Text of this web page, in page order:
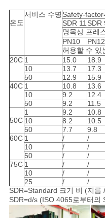
온도
서비스 수명 Safety-
SDR 11SDR
명목상 프레
PN10
허용할 수 있
20C 1 15.0 18.9
10
13.7 17.3
50
12.9 15.9
40C 1 10.8 13.6
10
9.2 12.4
50
9.2 11.5
50C
1 9.2 10.8
10
8.2 10.5
50
7.7 9.8
60C 1 / /
10
/ /
50
/ /
75C 1 / /
10
/ /
25
/ /
SDR=Standard 크기 비 (지름
SDR=d/s (ISO 4065로부터의